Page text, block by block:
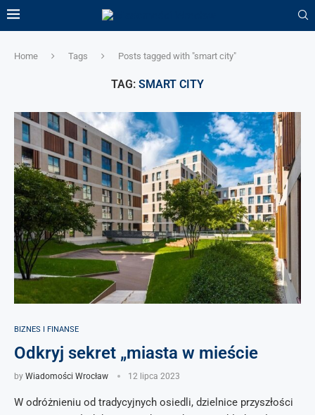
Home Tags Posts tagged with "smart city"
TAG: SMART CITY
BIZNES I FINANSE
Odkryj sekret „miasta w mieście
by Wiadomości Wrocław 12 lipca 2023
W odróżnieniu od tradycyjnych osiedli, dzielnice przyszłości